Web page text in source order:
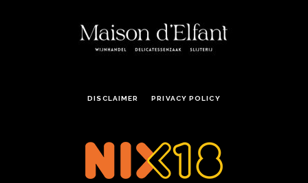
DISCLAIMER PRIVACY POLICY